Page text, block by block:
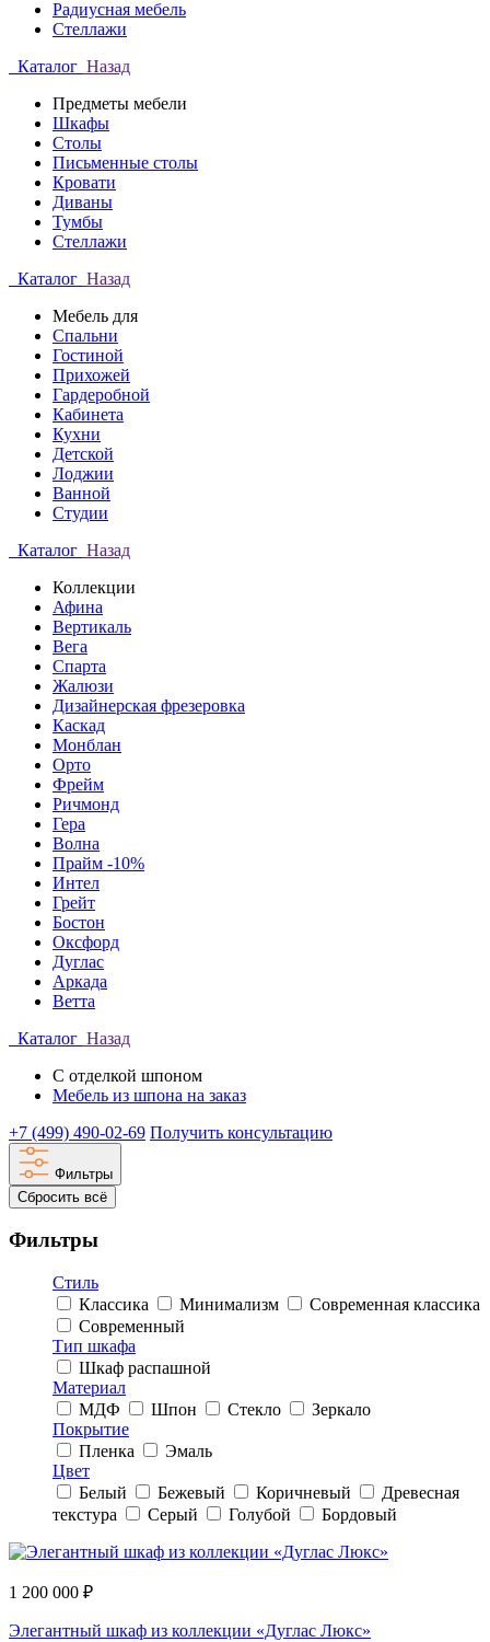
Радиусная мебель
Стеллажи
Каталог Назад
Предметы мебели
Шкафы
Столы
Письменные столы
Кровати
Диваны
Тумбы
Стеллажи
Каталог Назад
Мебель для
Спальни
Гостиной
Прихожей
Гардеробной
Кабинета
Кухни
Детской
Лоджии
Ванной
Студии
Каталог Назад
Коллекции
Афина
Вертикаль
Вега
Спарта
Жалюзи
Дизайнерская фрезеровка
Каскад
Монблан
Орто
Фрейм
Ричмонд
Гера
Волна
Прайм -10%
Интел
Грейт
Бостон
Оксфорд
Дуглас
Аркада
Ветта
Каталог Назад
С отделкой шпоном
Мебель из шпона на заказ
+7 (499) 490-02-69 Получить консультацию
Фильтры
Сбросить всё
Фильтры
Стиль
Классика
Минимализм
Современная классика
Современный
Тип шкафа
Шкаф распашной
Материал
МДФ
Шпон Стекло
Зеркало
Покрытие
Пленка
Эмаль
Цвет
Белый
Бежевый Коричневый
Древесная
текстура
Серый Голубой Бордовый
1 200 000 ₽
Элегантный шкаф из коллекции «Дуглас Люкс»